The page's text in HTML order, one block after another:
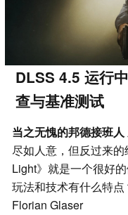
DLSS 4.5 运行
查与基准测试
当之无愧的邦德接班人
尽如人意，但反过来
Light》就是一个很好
玩法和技术有什么特点
Florian Glaser,